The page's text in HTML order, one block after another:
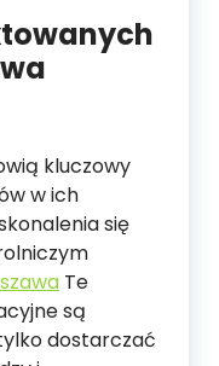
kluczowy
w ich
się
Te
są
dostarczać